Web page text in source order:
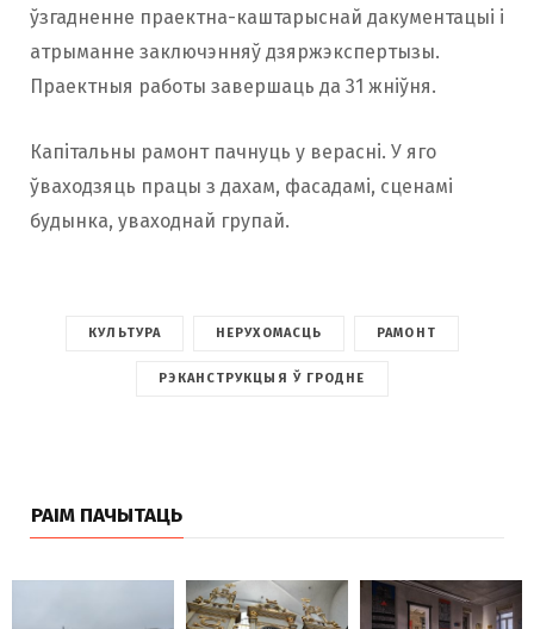
ўзгадненне праектна-каштарыснай дакументацыі і
атрыманне заключэнняў дзяржэкспертызы.
Праектныя работы завершаць да 31 жніўня.
Капітальны рамонт пачнуць у верасні. У яго
ўваходзяць працы з дахам, фасадамі, сценамі
будынка, уваходнай групай.
КУЛЬТУРА НЕРУХОМАСЦЬ РАМОНТ
РЭКАНСТРУКЦЫЯ Ў ГРОДНЕ
РАІМ ПАЧЫТАЦЬ